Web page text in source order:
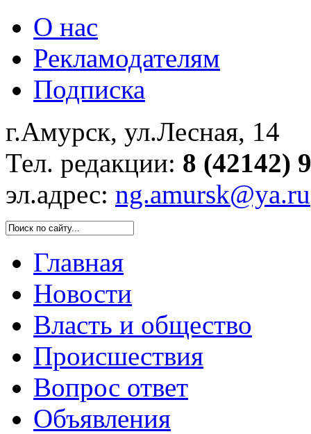
О нас
Рекламодателям
Подписка
г.Амурск, ул.Лесная, 14
Тел. редакции: 8 (42142)
эл.адрес: ng.amursk@ya.ru
Главная
Новости
Власть и общество
Происшествия
Вопрос ответ
Объявления